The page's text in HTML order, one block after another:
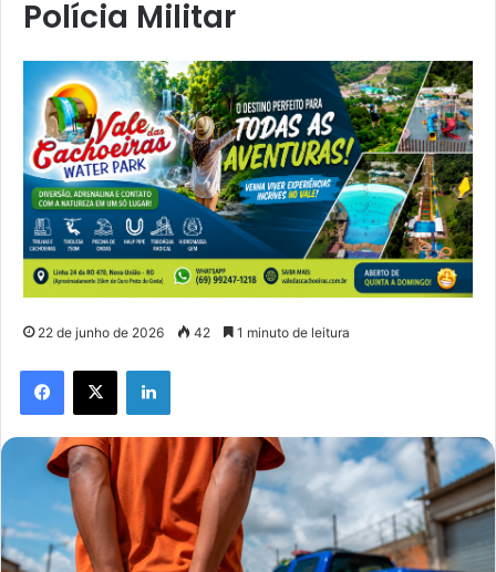
Polícia Militar
22 de junho de 2026 42 1 minuto de leitura
Facebook
X Linkedin